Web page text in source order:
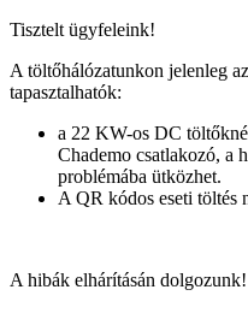
Tisztelt ügyfeleink!
A töltőhálózatunkon jelenleg
tapasztalhatók:
a 22 KW-os DC
Chademo csatlakozó, a
problémába ütközhet.
A QR kódos eseti töltés
A hibák elhárításán dolgozunk!